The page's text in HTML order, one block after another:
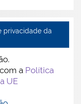
privacidade da
a Política
UE